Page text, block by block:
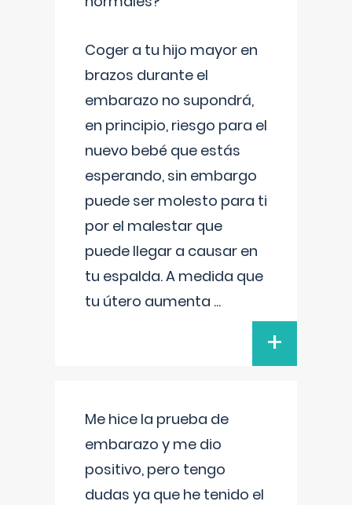
Coger a tu hijo mayor en
brazos durante el
embarazo no supondrá,
en principio, riesgo para el
nuevo bebé que estás
esperando, sin embargo
puede ser molesto para ti
por el malestar que
puede llegar a causar en
tu espalda. A medida que
tu útero aumenta ...
+
Me hice la prueba de
embarazo y me dio
positivo, pero tengo
dudas ya que he tenido el